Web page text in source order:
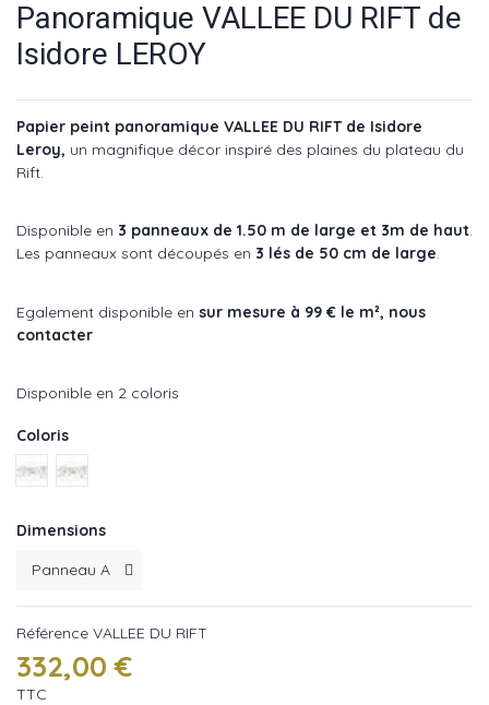
Panoramique VALLEE DU RIFT de
Isidore LEROY
Papier peint panoramique VALLEE DU RIFT de Isidore
Leroy, un magnifique décor inspiré des plaines du plateau du
Rift.
Disponible en 3 panneaux de 1.50 m de large et 3m de haut.
Les panneaux sont découpés en 3 lés de 50 cm de large.
Egalement disponible en sur mesure à 99 € le m², nous
contacter
Disponible en 2 coloris
Coloris
Gris : réf Vallee du rift
Naturel : réf Vallee du rift
Dimensions
Référence VALLEE DU RIFT
332,00 €
TTC